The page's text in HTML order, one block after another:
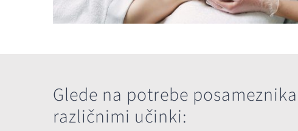
Glede na potrebe
različnimi učinki: